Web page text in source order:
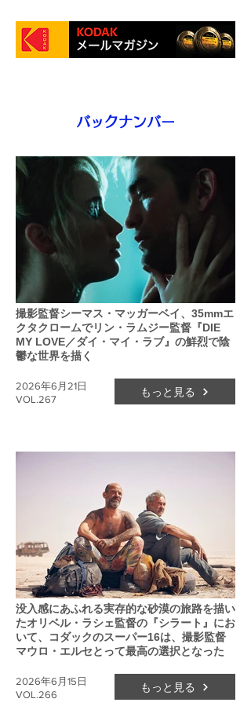
バックナンバー
撮影監督シーマス・マッガーベイ、35mmエ
クタクロームでリン・ラムジー監督『DIE
MY LOVE／ダイ・マイ・ラブ』の鮮烈で陰
鬱な世界を描く
VOL.267
2026年6月21日 もっと見る
没入感にあふれる実存的な砂漠の旅路を描い
たオリベル・ラシェ監督の『シラート』にお
いて、コダックのスーパー16は、撮影監督
マウロ・エルセとって最高の選択となった
VOL.266
2026年6月15日 もっと見る